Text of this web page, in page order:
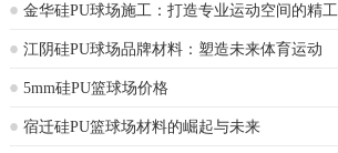
金华硅PU球场施工：打造专业运动空间的精工
江阴硅PU球场品牌材料：塑造未来体育运动
5mm硅PU篮球场价格
宿迁硅PU篮球场材料的崛起与未来